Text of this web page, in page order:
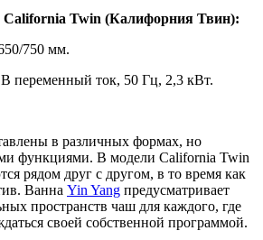
California Twin (Калифорния Твин):
750 мм.
переменный ток, 50 Гц, 2,3 кВт.
в различных формах, но
функциями. В модели California Twin
рядом друг с другом, в то время как
Ванна Yin Yang предусматривает
пространств чаш для каждого, где
своей собственной программой.